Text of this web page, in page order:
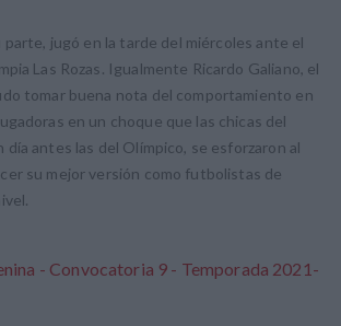
parte, jugó en la tarde del miércoles ante el
Las Rozas. Igualmente Ricardo Galiano, el
tomar buena nota del comportamiento en
en un choque que las chicas del
día antes las del Olímpico, se esforzaron al
su mejor versión como futbolistas de
- Convocatoria 9 - Temporada 2021-